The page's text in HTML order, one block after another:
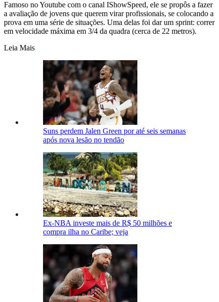
Famoso no Youtube com o canal IShowSpeed, ele se propôs a fazer
a avaliação de jovens que querem virar profissionais, se colocando a
prova em uma série de situações. Uma delas foi dar um sprint: correr
em velocidade máxima em 3/4 da quadra (cerca de 22 metros).
Leia Mais
Suns perdem Jalen Green por até seis semanas
após nova lesão no tendão
Ex-NBA investe mais de R$ 50 milhões e
compra ilha no Caribe; veja